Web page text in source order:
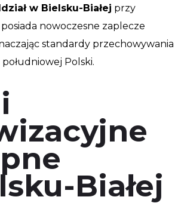
w Bielsku-Białej przy
nowoczesne zaplecze
standardy przechowywania
Polski.
Białej